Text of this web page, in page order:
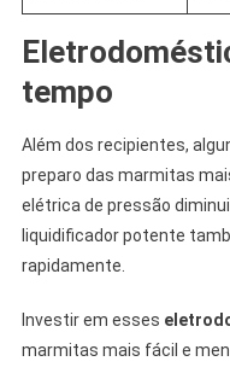
tempo
Além dos recipientes,
preparo das marmitas
elétrica de pressão
liquidificador potente
rapidamente.
Investir em esses
marmitas mais fácil e